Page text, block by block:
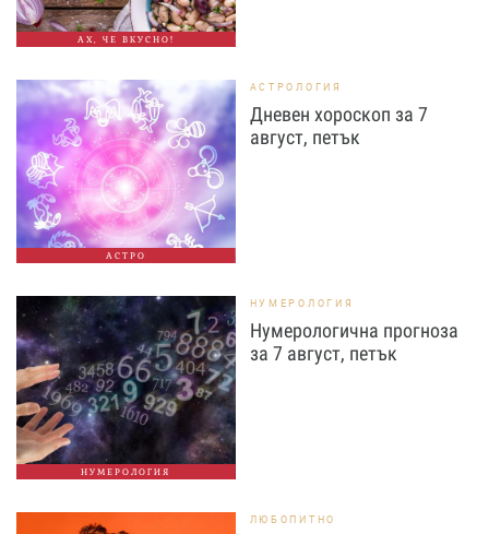
АХ, ЧЕ ВКУСНО!
АСТРО
АСТРОЛОГИЯ
Дневен хороскоп за 7
август, петък
НУМЕРОЛОГИЯ
НУМЕРОЛОГИЯ
Нумерологична прогноза
за 7 август, петък
ЛЮБОПИТНО